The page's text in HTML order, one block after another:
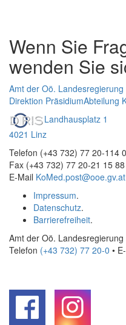
Wenn Sie
wenden Sie
Amt der Oö. Landesregierung
Direktion PräsidiumAbteilung
Landhausplatz 1
4021 Linz
Telefon (+43 732) 77 20-114
Fax (+43 732) 77 20-21 15 88
E-Mail KoMed.post@ooe.gv.at
Impressum.
Datenschutz.
Barrierefreiheit.
Amt der Oö.
Telefon (+43 732) 77 20-0 •